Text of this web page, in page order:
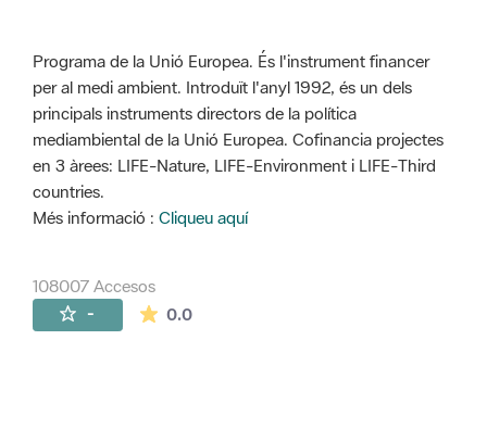
Programa de la Unió Europea. És l'instrument financer
per al medi ambient. Introduït l'anyl 1992, és un dels
principals instruments directors de la política
mediambiental de la Unió Europea. Cofinancia projectes
en 3 àrees: LIFE-Nature, LIFE-Environment i LIFE-Third
countries.
Més informació : Cliqueu aquí
108007 Accesos
- 0.0La valoración media es de 0 estrellas de